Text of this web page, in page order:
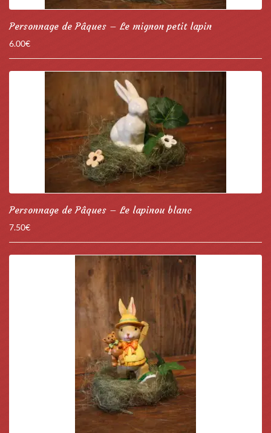
Personnage de Pâques – Le mignon petit lapin
6.00€
Personnage de Pâques – Le lapinou blanc
7.50€